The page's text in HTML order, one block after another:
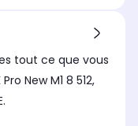
(cm)
tout ce que vous
New M1 8 512,